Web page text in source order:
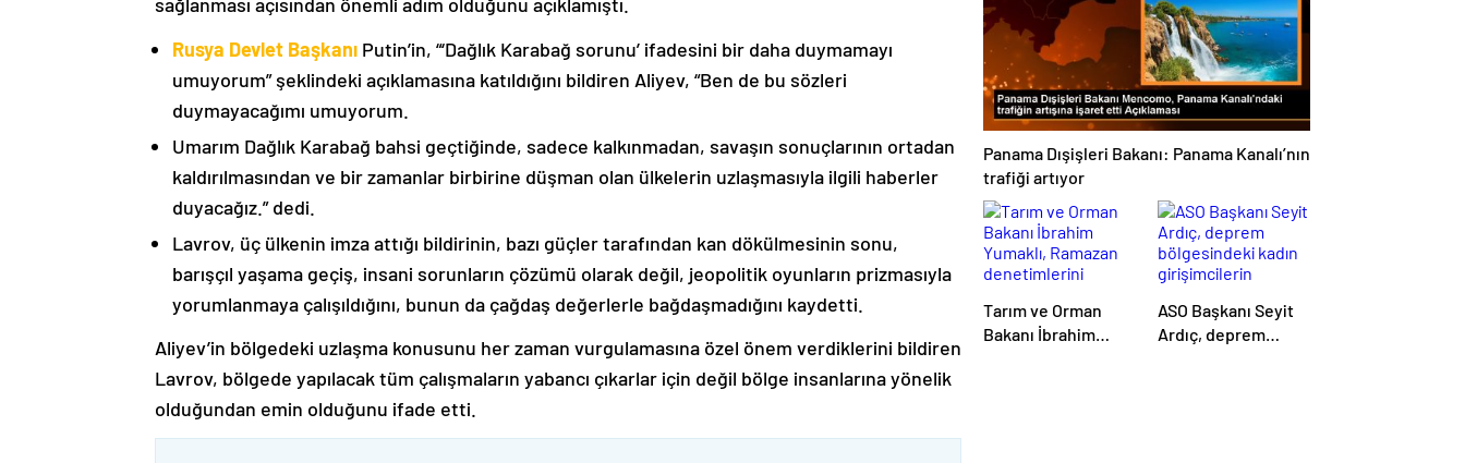
Rusya Devlet Başkanı Putin’in, “‘Dağlık Karabağ sorunu’ ifadesini bir daha duymamayı
umuyorum” şeklindeki açıklamasına katıldığını bildiren Aliyev, “Ben de bu sözleri
duymayacağımı umuyorum.
Umarım Dağlık Karabağ bahsi geçtiğinde, sadece kalkınmadan, savaşın sonuçlarının ortadan
kaldırılmasından ve bir zamanlar birbirine düşman olan ülkelerin uzlaşmasıyla ilgili haberler
duyacağız.” dedi.
Lavrov, üç ülkenin imza attığı bildirinin, bazı güçler tarafından kan dökülmesinin sonu,
barışçıl yaşama geçiş, insani sorunların çözümü olarak değil, jeopolitik oyunların prizmasıyla
yorumlanmaya çalışıldığını, bunun da çağdaş değerlerle bağdaşmadığını kaydetti.
Aliyev’in bölgedeki uzlaşma konusunu her zaman vurgulamasına özel önem verdiklerini bildiren
Lavrov, bölgede yapılacak tüm çalışmaların yabancı çıkarlar için değil bölge insanlarına yönelik
olduğundan emin olduğunu ifade etti.
kuralları o koyacak”
Panama Dışişleri Bakanı: Panama Kanalı’nın
trafiği artıyor
Tarım ve Orman
Bakanı İbrahim
ASO Başkanı Seyit
Ardıç, deprem